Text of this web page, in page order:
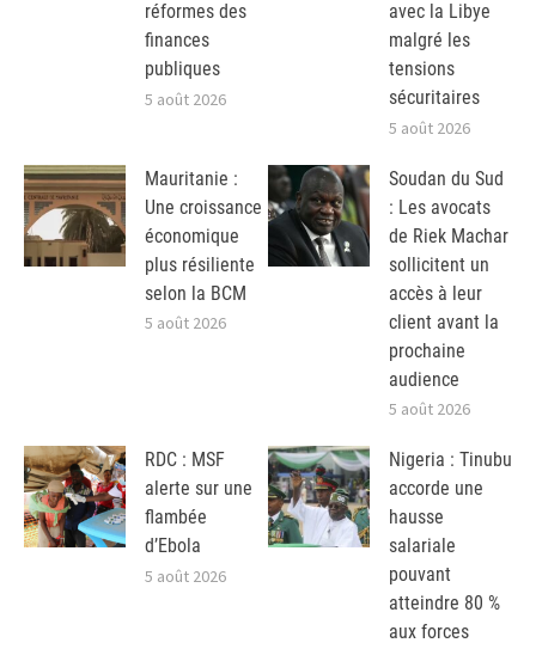
réformes des
finances
publiques
5 août 2026
avec la Libye
malgré les
tensions
sécuritaires
5 août 2026
Mauritanie :
Une croissance
économique
plus résiliente
selon la BCM
5 août 2026
Soudan du Sud
: Les avocats
de Riek Machar
sollicitent un
accès à leur
client avant la
prochaine
audience
5 août 2026
RDC : MSF
alerte sur une
flambée
d’Ebola
5 août 2026
Nigeria : Tinubu
accorde une
hausse
salariale
pouvant
atteindre 80 %
aux forces